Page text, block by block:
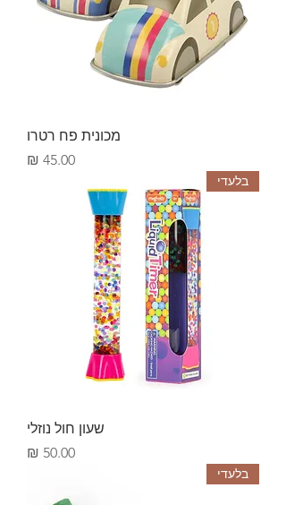
מכונית פח רטרו
מחיר
בלעדי
שעון חול נוזלי
מחיר
בלעדי